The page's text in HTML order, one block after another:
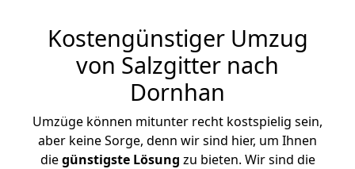
Kostengünstiger Umzug
von Salzgitter nach
Dornhan
Umzüge können mitunter recht kostspielig sein,
aber keine Sorge, denn wir sind hier, um Ihnen
diegünstigste Lösung zu bieten. Wir sind die